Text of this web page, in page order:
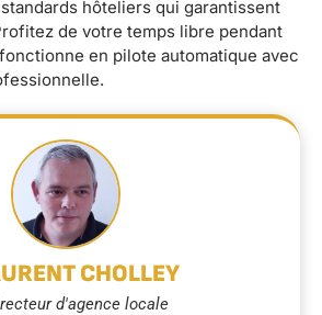
hôteliers qui garantissent
de votre temps libre pendant
en pilote automatique avec
CHOLLEY
d'agence locale